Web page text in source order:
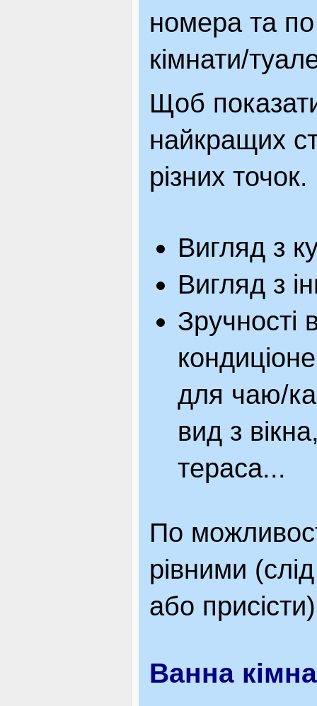
номера та
кімнати/
Щоб
найкращих
різних точок.
Вигляд з
Вигляд з
Зручності
для чаю/
вид з
тераса...
По
рівними
або
Ванна